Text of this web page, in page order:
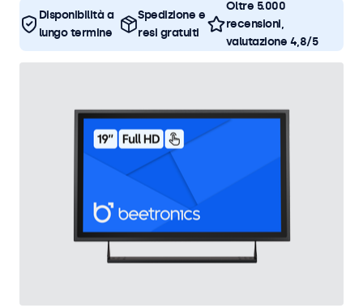
Disponibilità a
lungo termine
Spedizione e
resi gratuiti
Oltre 5.000
recensioni,
valutazione 4,8/5